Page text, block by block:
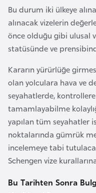
Bu durum iki ülkeye
alınacak vizelerin
önce olduğu gibi ulusal
statüsünde ve
Kararın yürürlüğe
olan yolculara hava ve
seyahatlerde,
tamamlayabilme
yapılan tüm seyahatler
noktalarında gümrük
incelemeye tabi
Schengen vize
Bu Tarihten Sonra
y
c
a
n
B
a
h
r
e
y
n
B